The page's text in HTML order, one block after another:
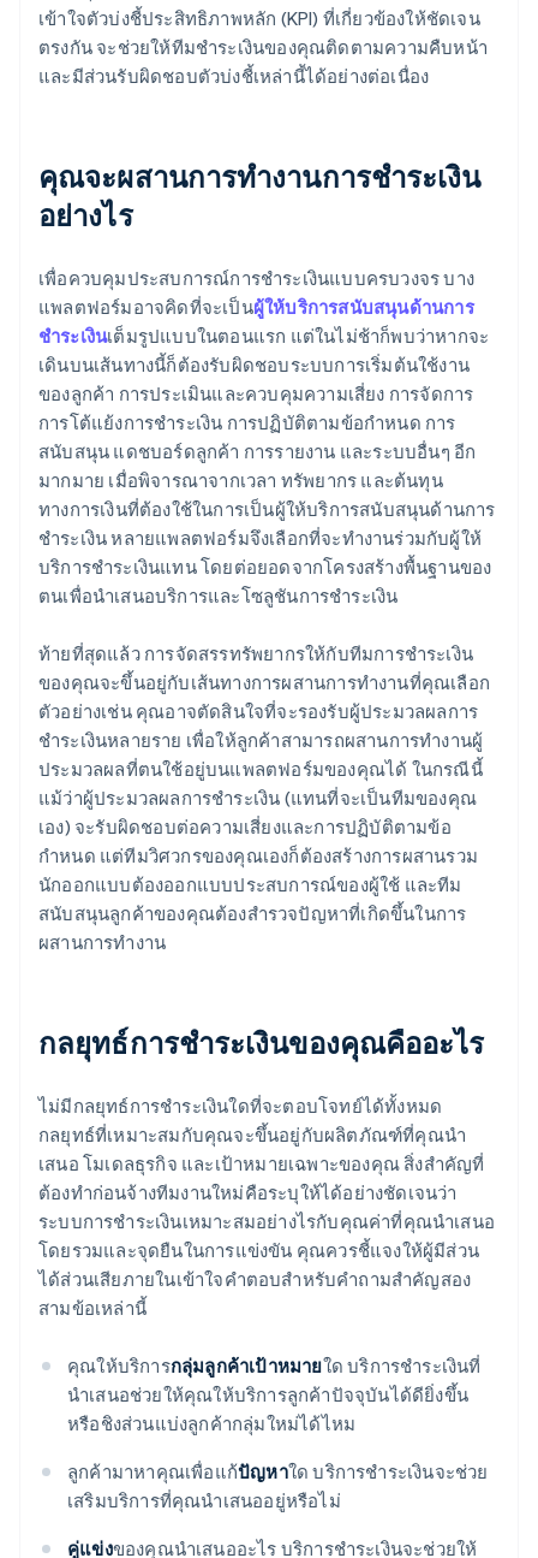
เข้าใจตัวบ่งชี้ประสิทธิภาพหลัก (KPI) ที่เกี่ยวข้องให้ชัดเจน
ตรงกัน จะช่วยให้ทีมชำระเงินของคุณติดตามความคืบหน้า
และมีส่วนรับผิดชอบตัวบ่งชี้เหล่านี้ได้อย่างต่อเนื่อง
คุณจะผสานการทำงานการชำระเงิน
อย่างไร
เพื่อควบคุมประสบการณ์การชำระเงินแบบครบวงจร บาง
แพลตฟอร์มอาจคิดที่จะเป็นผู้ให้บริการสนับสนุนด้านการ
ชำระเงินเต็มรูปแบบในตอนแรก แต่ในไม่ช้าก็พบว่าหากจะ
เดินบนเส้นทางนี้ก็ต้องรับผิดชอบระบบการเริ่มต้นใช้งาน
ของลูกค้า การประเมินและควบคุมความเสี่ยง การจัดการ
การโต้แย้งการชำระเงิน การปฏิบัติตามข้อกำหนด การ
สนับสนุน แดชบอร์ดลูกค้า การรายงาน และระบบอื่นๆ อีก
มากมาย เมื่อพิจารณาจากเวลา ทรัพยากร และต้นทุน
ทางการเงินที่ต้องใช้ในการเป็นผู้ให้บริการสนับสนุนด้านการ
ชำระเงิน หลายแพลตฟอร์มจึงเลือกที่จะทำงานร่วมกับผู้ให้
บริการชำระเงินแทน โดยต่อยอดจากโครงสร้างพื้นฐานของ
ตนเพื่อนำเสนอบริการและโซลูชันการชำระเงิน
ท้ายที่สุดแล้ว การจัดสรรทรัพยากรให้กับทีมการชำระเงิน
ของคุณจะขึ้นอยู่กับเส้นทางการผสานการทำงานที่คุณเลือก
ตัวอย่างเช่น คุณอาจตัดสินใจที่จะรองรับผู้ประมวลผลการ
ชำระเงินหลายราย เพื่อให้ลูกค้าสามารถผสานการทำงานผู้
ประมวลผลที่ตนใช้อยู่บนแพลตฟอร์มของคุณได้ ในกรณีนี้
แม้ว่าผู้ประมวลผลการชำระเงิน (แทนที่จะเป็นทีมของคุณ
เอง) จะรับผิดชอบต่อความเสี่ยงและการปฏิบัติตามข้อ
กำหนด แต่ทีมวิศวกรของคุณเองก็ต้องสร้างการผสานรวม
นักออกแบบต้องออกแบบประสบการณ์ของผู้ใช้ และทีม
สนับสนุนลูกค้าของคุณต้องสำรวจปัญหาที่เกิดขึ้นในการ
ผสานการทำงาน
กลยุทธ์การชำระเงินของคุณคืออะไร
ไม่มีกลยุทธ์การชำระเงินใดที่จะตอบโจทย์ได้ทั้งหมด
กลยุทธ์ที่เหมาะสมกับคุณจะขึ้นอยู่กับผลิตภัณฑ์ที่คุณนำ
เสนอ โมเดลธุรกิจ และเป้าหมายเฉพาะของคุณ สิ่งสำคัญที่
ต้องทำก่อนจ้างทีมงานใหม่คือระบุให้ได้อย่างชัดเจนว่า
ระบบการชำระเงินเหมาะสมอย่างไรกับคุณค่าที่คุณนำเสนอ
โดยรวมและจุดยืนในการแข่งขัน คุณควรชี้แจงให้ผู้มีส่วน
ได้ส่วนเสียภายในเข้าใจคำตอบสำหรับคำถามสำคัญสอง
สามข้อเหล่านี้
คุณให้บริการกลุ่มลูกค้าเป้าหมายใด บริการชำระเงินที่
นำเสนอช่วยให้คุณให้บริการลูกค้าปัจจุบันได้ดียิ่งขึ้น
หรือชิงส่วนแบ่งลูกค้ากลุ่มใหม่ได้ไหม
ลูกค้ามาหาคุณเพื่อแก้ปัญหาใด บริการชำระเงินจะช่วย
เสริมบริการที่คุณนำเสนออยู่หรือไม่
คู่แข่งของคุณนำเสนออะไร บริการชำระเงินจะช่วยให้